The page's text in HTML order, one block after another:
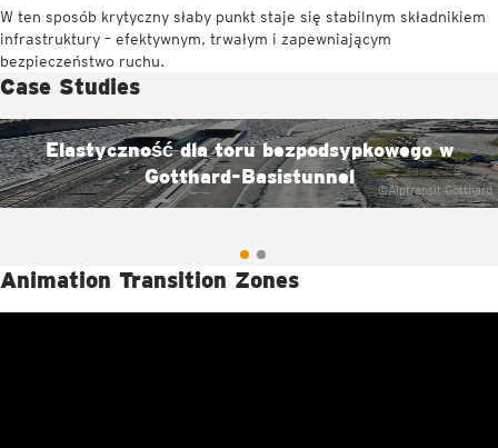
W ten sposób krytyczny słaby punkt staje się stabilnym składnikiem
infrastruktury – efektywnym, trwałym i zapewniającym
bezpieczeństwo ruchu.
Case Studies
©Alptransit Gotthard
Elastyczność dla toru bezpodsypkowego w
Gotthard-Basistunnel
Animation Transition Zones